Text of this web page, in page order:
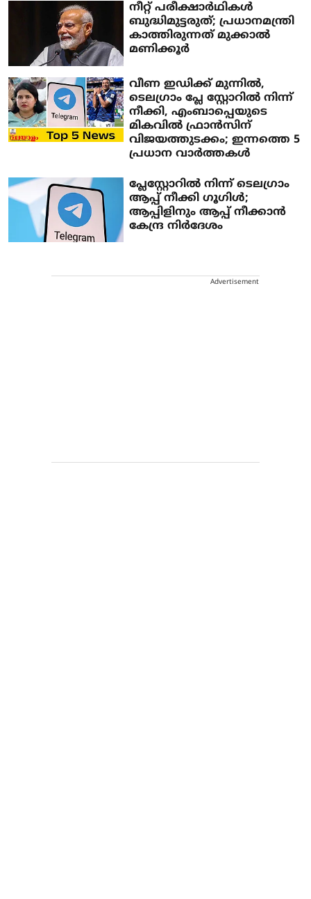
നീറ്റ് പരീക്ഷാര്‍ഥികള്‍
ബുദ്ധിമുട്ടരുത്; പ്രധാനമന്ത്രി
കാത്തിരുന്നത് മുക്കാല്‍
മണിക്കൂര്‍
വീണ ഇഡിക്ക് മുന്നില്‍,
ടെലഗ്രാം പ്ലേ സ്റ്റോറില്‍ നിന്ന്
നീക്കി, എംബാപ്പെയുടെ
മികവില്‍ ഫ്രാന്‍സിന്
വിജയത്തുടക്കം; ഇന്നത്തെ 5
പ്രധാന വാര്‍ത്തകള്‍
പ്ലേസ്റ്റോറില്‍ നിന്ന് ടെലഗ്രാം
ആപ്പ് നീക്കി ഗൂഗിള്‍;
ആപ്പിളിനും ആപ്പ് നീക്കാന്‍
കേന്ദ്ര നിര്‍ദേശം
Advertisement